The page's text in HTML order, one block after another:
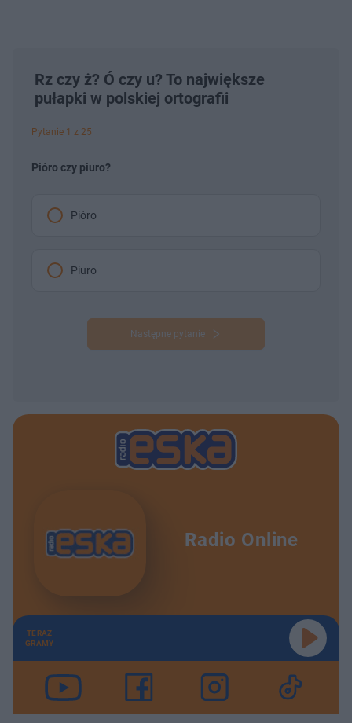
Rz czy ż? Ó czy u? To największe
pułapki w polskiej ortografii
Pytanie 1 z 25
Pióro czy piuro?
Pióro
Piuro
Następne pytanie
Radio Online
TERAZ
GRAMY